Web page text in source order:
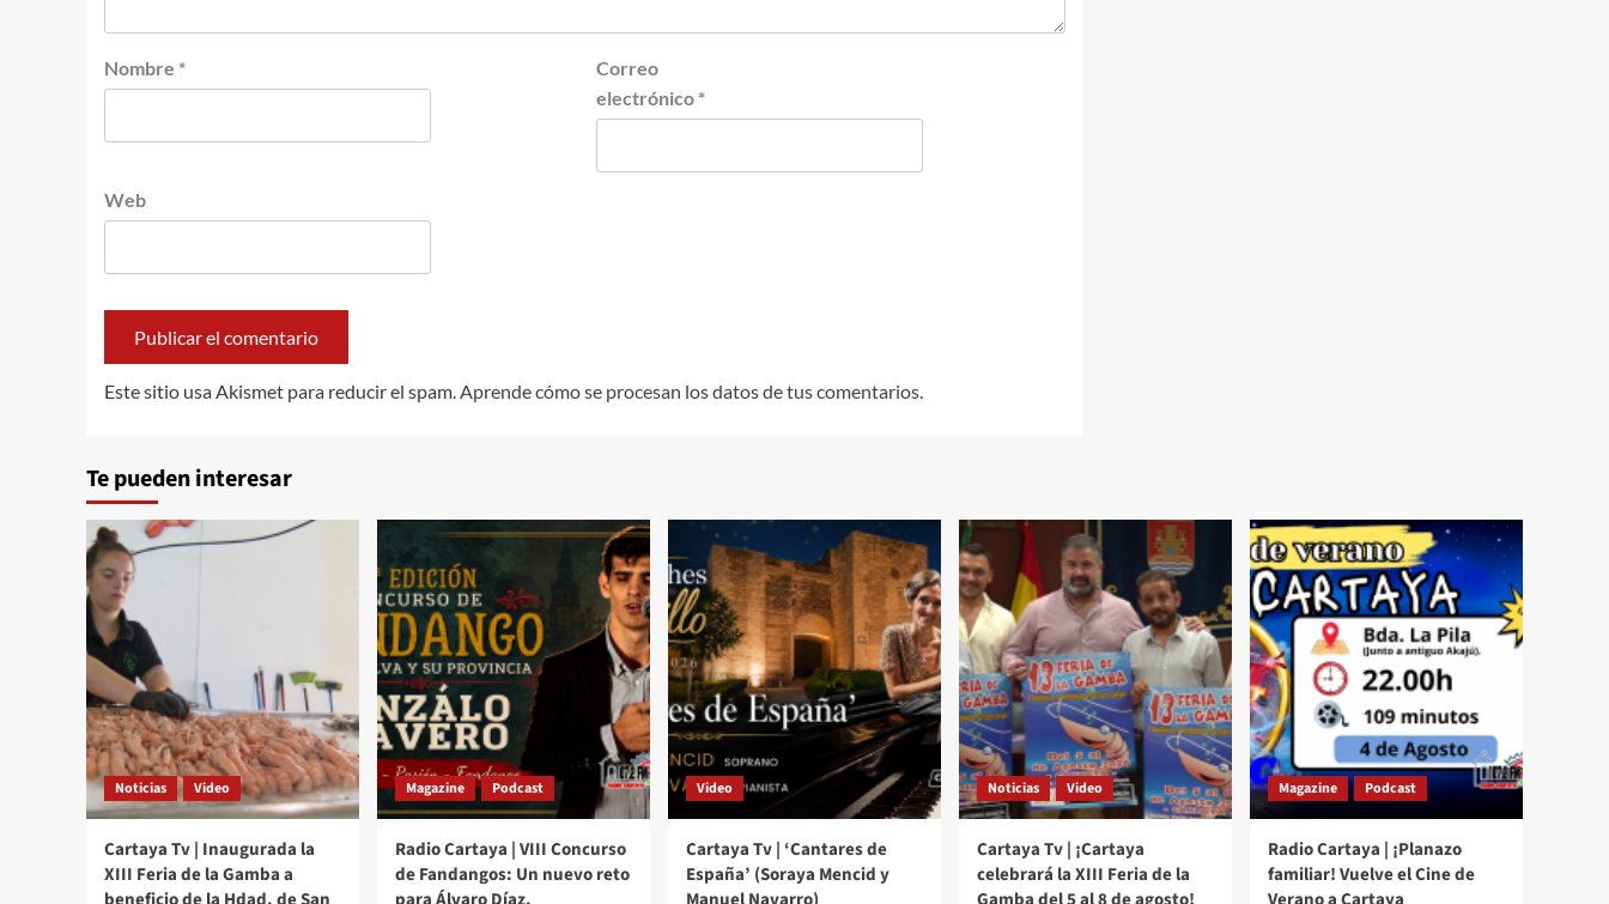
Nombre *
Correo
electrónico *
Web
Este sitio usa Akismet para reducir el spam.Aprende cómo se procesan los datos de tus comentarios.
Te pueden interesar
Noticias Video
Cartaya Tv | Inaugurada la
XIII Feria de la Gamba a
Magazine Podcast
Radio Cartaya | VIII Concurso
de Fandangos: Un nuevo reto
Video
Cartaya Tv | ‘Cantares de
España’ (Soraya Mencid y
Noticias Video
Cartaya Tv | ¡Cartaya
celebrará la XIII Feria de la
Magazine Podcast
Radio Cartaya | ¡Planazo
familiar! Vuelve el Cine de